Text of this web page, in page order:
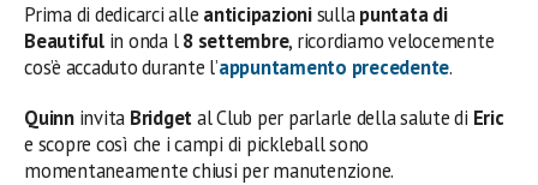
Prima di dedicarci alle anticipazionisullapuntata di
Beautifulin onda l8 settembre, ricordiamo velocemente
cos’è accaduto durante l’appuntamento precedente.
Quinninvita Bridgetal Club per parlarle della salute di Eric
e scopre così che i campi di pickleball sono
momentaneamente chiusi per manutenzione.